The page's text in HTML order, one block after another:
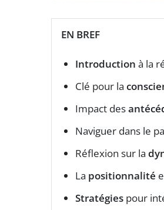
EN BREF
Introduction à la
Clé pour la
Impact des
Naviguer dans le
Réflexion sur la
La positionnalité
Stratégies pour